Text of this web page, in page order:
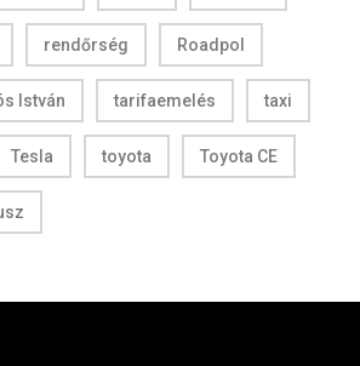
rendőrség Roadpol
István tarifaemelés taxi
Tesla toyota Toyota CE